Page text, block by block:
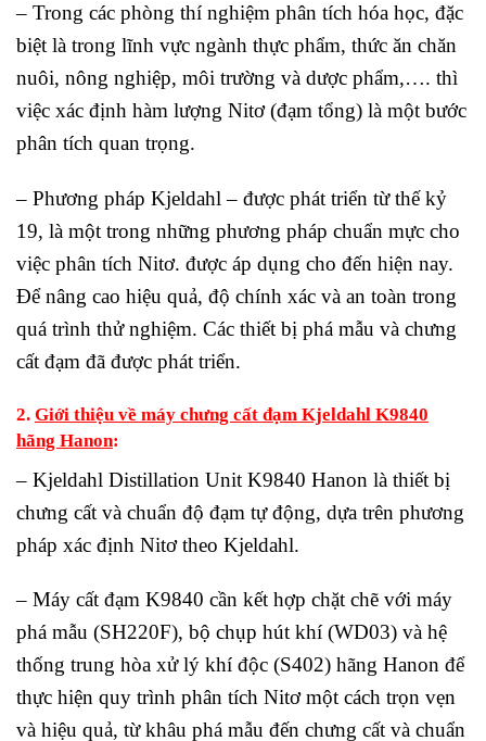
– Trong các phòng thí nghiệm phân tích hóa học, đặc
biệt là trong lĩnh vực ngành thực phẩm, thức ăn chăn
nuôi, nông nghiệp, môi trường và dược phẩm,…. thì
việc xác định hàm lượng Nitơ (đạm tổng) là một bước
phân tích quan trọng.
– Phương pháp Kjeldahl – được phát triển từ thế kỷ
19, là một trong những phương pháp chuẩn mực cho
việc phân tích Nitơ. được áp dụng cho đến hiện nay.
Để nâng cao hiệu quả, độ chính xác và an toàn trong
quá trình thử nghiệm. Các thiết bị phá mẫu và chưng
cất đạm đã được phát triển.
2. Giới thiệu về máy chưng cất đạm Kjeldahl K9840
hãng Hanon:
– Kjeldahl Distillation Unit K9840 Hanon là thiết bị
chưng cất và chuẩn độ đạm tự động, dựa trên phương
pháp xác định Nitơ theo Kjeldahl.
– Máy cất đạm K9840 cần kết hợp chặt chẽ với máy
phá mẫu (SH220F), bộ chụp hút khí (WD03) và hệ
thống trung hòa xử lý khí độc (S402) hãng Hanon để
thực hiện quy trình phân tích Nitơ một cách trọn vẹn
và hiệu quả, từ khâu phá mẫu đến chưng cất và chuẩn